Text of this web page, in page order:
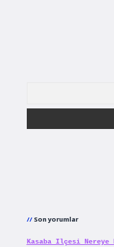
Son yorumlar
Kasaba Ilçesi Nereye